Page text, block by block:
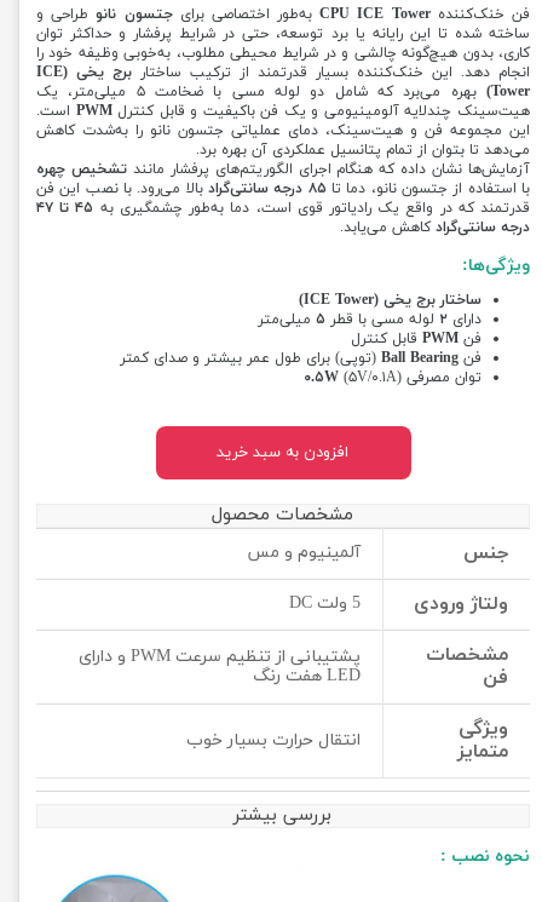
فن خنک‌کنندهCPU ICE Towerبه‌طور اختصاصی برایجتسون نانوطراحی و
ساخته شده تا این رایانه یا برد توسعه، حتی در شرایط پرفشار و حداکثر توان
کاری، بدون هیچ‌گونه چالشی و در شرایط محیطی مطلوب، به‌خوبی وظیفه خود را
انجام دهد. این خنک‌کننده بسیار قدرتمند از ترکیب ساختار
برج یخی (ICE
Tower)
بهره می‌برد که شامل دو لوله مسی با ضخامت ۵ میلی‌متر، یک
هیت‌سینک چندلایه آلومینیومی و یک فن باکیفیت و قابل کنترلPWM است.
این مجموعه فن و هیت‌سینک، دمای عملیاتی جتسون نانو را به‌شدت کاهش
می‌دهد تا بتوان از تمام پتانسیل عملکردی آن بهره برد.
آزمایش‌ها نشان داده که هنگام اجرای الگوریتم‌های پرفشار مانندتشخیص چهره
با استفاده از جتسون نانو، دما تا ۸۵ درجه سانتی‌گراد
بالا می‌رود. با نصب این فن
قدرتمند که در واقع یک رادیاتور قوی است، دما به‌طور چشمگیری به
۴۵ تا ۴۷
درجه سانتی‌گرادکاهش می‌یابد.
ویژگی‌ها:
ساختار برج یخی (ICE Tower)
دارای ۲ لوله مسی با قطر ۵ میلی‌متر
فن PWM قابل کنترل
فن Ball Bearing (توپی) برای طول عمر بیشتر و صدای کمتر
توان مصرفی
۰.۵W (۵V/۰.۱A)
افزودن به سبد خرید
مشخصات محصول
جنس آلمینیوم و مس
ولتاژ ورودی 5 ولت DC
مشخصات
فن
پشتیبانی از تنظیم سرعت PWM و دارای
LED هفت رنگ
ویژگی
متمایز
انتقال حرارت بسیار خوب
بررسی بیشتر
نحوه نصب :